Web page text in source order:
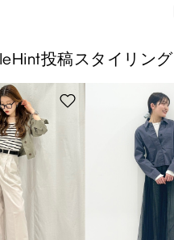
投稿スタイリング